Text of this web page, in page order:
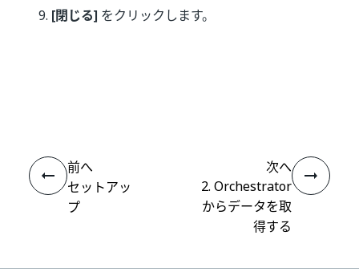
[閉じる] をクリックします。
前へ
セットアッ
プ
次へ
2. Orchestrator
からデータを取
得する